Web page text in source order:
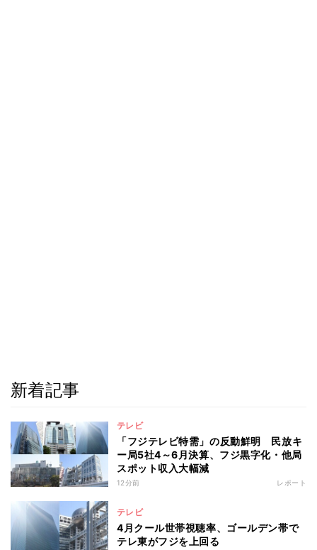
新着記事
テレビ
「フジテレビ特需」の反動鮮明 民放キ
ー局5社4～6月決算、フジ黒字化・他局
スポット収入大幅減
12分前 レポート
テレビ
4月クール世帯視聴率、ゴールデン帯で
テレ東がフジを上回る